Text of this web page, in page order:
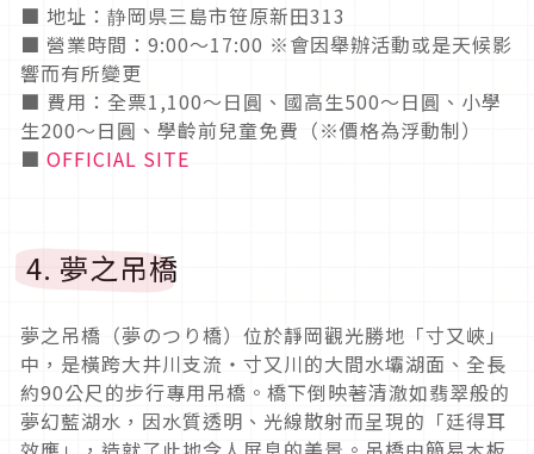
■ 地址：静岡県三島市笹原新田313
■ 營業時間：9:00～17:00 ※會因舉辦活動或是天候影
響而有所變更
■ 費用：全票1,100～日圓、國高生500～日圓、小學
生200～日圓、學齡前兒童免費（※價格為浮動制）
■ OFFICIAL SITE
4. 夢之吊橋
夢之吊橋（夢のつり橋）位於靜岡觀光勝地「寸又峽」
中，是橫跨大井川支流・寸又川的大間水壩湖面、全長
約90公尺的步行專用吊橋。橋下倒映著清澈如翡翠般的
夢幻藍湖水，因水質透明、光線散射而呈現的「廷得耳